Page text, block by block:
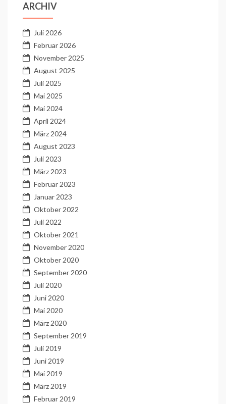
ARCHIV
Juli 2026
Februar 2026
November 2025
August 2025
Juli 2025
Mai 2025
Mai 2024
April 2024
März 2024
August 2023
Juli 2023
März 2023
Februar 2023
Januar 2023
Oktober 2022
Juli 2022
Oktober 2021
November 2020
Oktober 2020
September 2020
Juli 2020
Juni 2020
Mai 2020
März 2020
September 2019
Juli 2019
Juni 2019
Mai 2019
März 2019
Februar 2019